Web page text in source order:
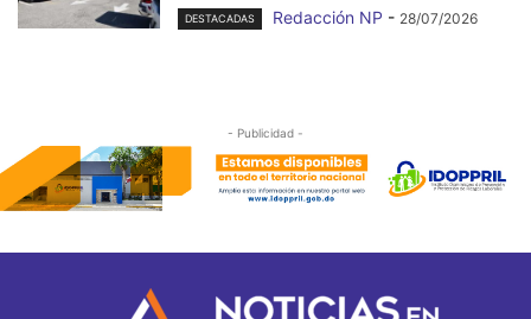
DESTACADAS Redacción NP - 28/07/2026
- Publicidad -